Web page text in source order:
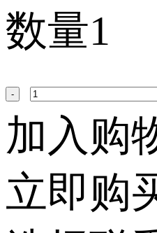
数量1
-
加入购
立即购